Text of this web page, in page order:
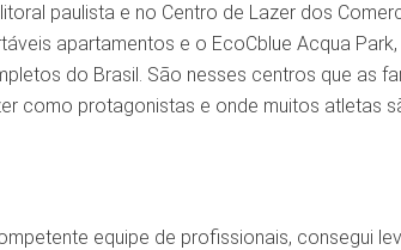
paulista e no Centro de Lazer dos
apartamentos e o EcoCblue Acqua
do Brasil. São nesses centros que as
como protagonistas e onde muitos atletas
equipe de profissionais, consegui